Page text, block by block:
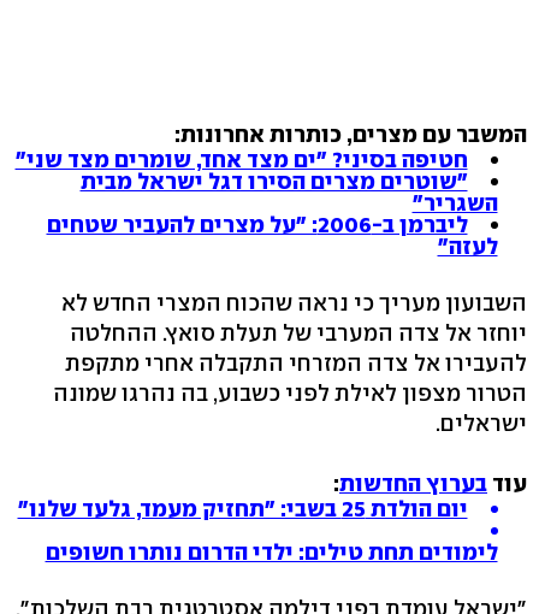
המשבר עם מצרים, כותרות אחרונות:
חטיפה בסיני? "ים מצד אחד, שומרים מצד שני"
"שוטרים מצרים הסירו דגל ישראל מבית
השגריר"
ליברמן ב-2006: "על מצרים להעביר שטחים
לעזה"
השבועון מעריך כי נראה שהכוח המצרי החדש לא
יוחזר אל צדה המערבי של תעלת סואץ. ההחלטה
להעבירו אל צדה המזרחי התקבלה אחרי מתקפת
הטרור מצפון לאילת לפני כשבוע, בה נהרגו שמונה
ישראלים.
עוד בערוץ החדשות:
יום הולדת 25 בשבי: "תחזיק מעמד, גלעד שלנו"
לימודים תחת טילים: ילדי הדרום נותרו חשופים